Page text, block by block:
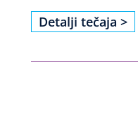
Detalji tečaja >